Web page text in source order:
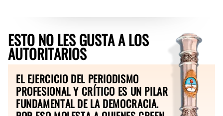
ESTO NO LES GUSTA A LOS
AUTORITARIOS
EL EJERCICIO DEL PERIODISMO
PROFESIONAL Y CRÍTICO ES UN PILAR
FUNDAMENTAL DE LA DEMOCRACIA.